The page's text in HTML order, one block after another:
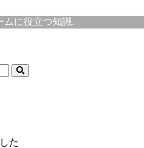
ムに役立つ知識.
た